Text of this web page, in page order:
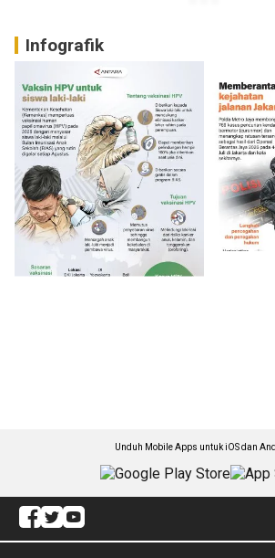
Infografik
Unduh Mobile Apps untuk iOS dan